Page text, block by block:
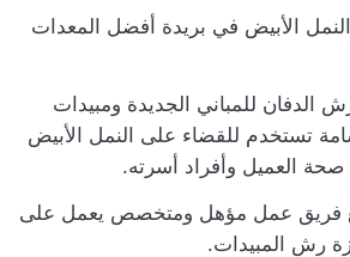
الأبيض في بريدة أفضل المعدات
الدفان للمباني الجديدة ومبيدات
تستخدم للقضاء على النمل الأبيض
العميل وأفراد أسرته.
فريق عمل مؤهل ومتخصص يعمل على
رش المبيدات.